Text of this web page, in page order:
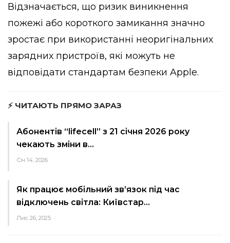
Відзначається, що ризик виникнення
пожежі або короткого замикання значно
зростає при використанні неоригінальних
зарядних пристроїв, які можуть не
відповідати стандартам безпеки Apple.
⚡ ЧИТАЮТЬ ПРЯМО ЗАРАЗ
Абонентів “lifecell” з 21 січня 2026 року
чекають зміни в…
Січ 14, 2026
Як працює мобільний зв’язок під час
відключень світла: Київстар…
Лис 26, 2025